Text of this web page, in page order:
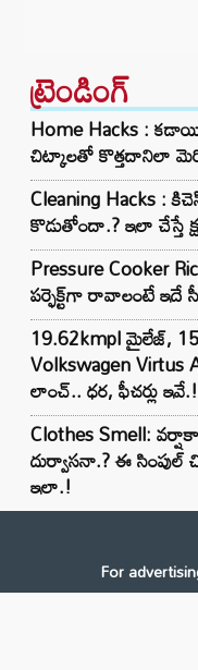
ట్రెండింగ్‌
Home Hacks :
చిట్కాలతో కొత్తదానిలా
Cleaning Hacks :
కొడుతోందా.? ఇలా చేస్తే
Pressure Cooker
పర్ఫెక్ట్‌గా రావాలంటే ఇదే
19.62kmpl మైలేజ్,
Volkswagen Virtus
లాంచ్.. ధర, ఫీచర్లు ఇవే.!
Clothes Smell:
దుర్వాసనా.? ఈ సింపుల్
ఇలా.!
For
Email: